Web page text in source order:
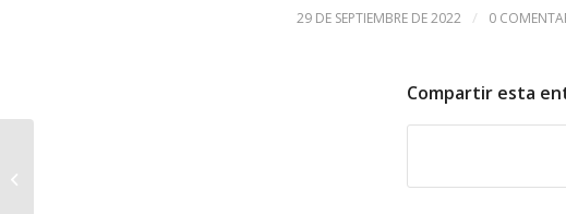
29 DE SEPTIEMBRE DE 2022 / 0
Compartir esta